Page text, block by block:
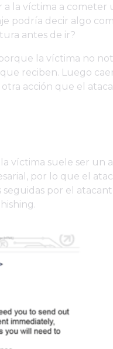
la víctima a cometer
podría decir algo
antes de ir?
la víctima no
reciben. Luego
acción que el
víctima suele ser un
por lo que el
seguidas por el